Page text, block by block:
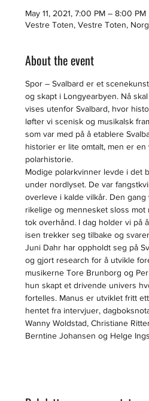
May 11, 2021, 7:00 PM – 8:00 PM
Vestre Toten, Vestre Toten,
About the event
Spor – Svalbard er et
og skapt i Longyearbyen. Nå
vises utenfor Svalbard, hvor
løfter vi scenisk og musikalsk
som var med på å etablere
historier er lite omtalt, men er
polarhistorie.
Modige polarkvinner levde i det
under nordlyset. De var
overleve i kalde vilkår. Den
rikelige og mennesket sloss
tok overhånd. I dag holder vi på
isen trekker seg tilbake og
Juni Dahr har oppholdt seg på
og gjort research for å utvikle
musikerne Tore Brunborg og
hun skapt et drivende univers
fortelles. Manus er utviklet fritt
hentet fra intervjuer,
Wanny Woldstad, Christiane
Berntine Johansen og Helge